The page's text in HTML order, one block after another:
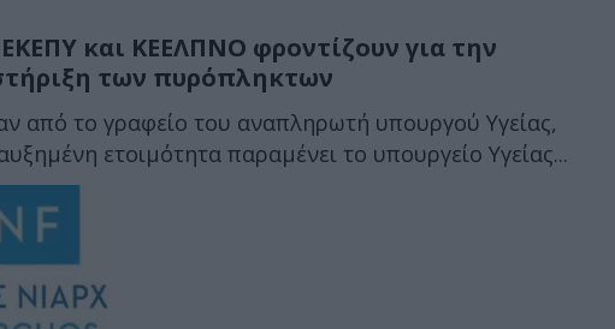
και ΚΕΕΛΠΝΟ φροντίζουν για την
των πυρόπληκτων
από το γραφείο του αναπληρωτή υπουργού Υγείας,
ετοιμότητα παραμένει το υπουργείο Υγείας...